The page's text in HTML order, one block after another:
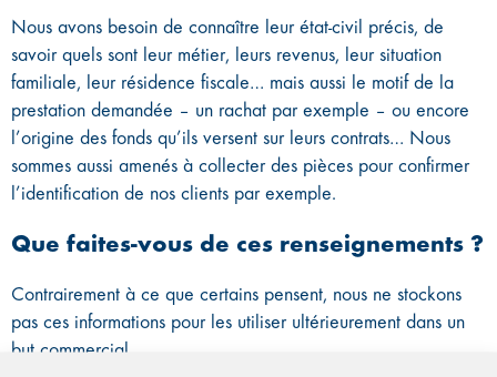
Nous avons besoin de connaître leur état-civil précis, de
savoir quels sont leur métier, leurs revenus, leur situation
familiale, leur résidence fiscale… mais aussi le motif de la
prestation demandée – un rachat par exemple – ou encore
l’origine des fonds qu’ils versent sur leurs contrats… Nous
sommes aussi amenés à collecter des pièces pour confirmer
l’identification de nos clients par exemple.
Que faites-vous de ces renseignements ?
Contrairement à ce que certains pensent, nous ne stockons
pas ces informations pour les utiliser ultérieurement dans un
but commercial.